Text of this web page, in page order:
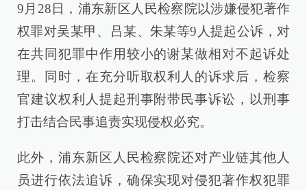
9月28日，浦东新区人民检察院以涉嫌侵犯著作
权罪对吴某甲、吕某、朱某等9人提起公诉，对
在共同犯罪中作用较小的谢某做相对不起诉处
理。同时，在充分听取权利人的诉求后，检察
官建议权利人提起刑事附带民事诉讼，以刑事
打击结合民事追责实现侵权必究。
此外，浦东新区人民检察院还对产业链其他人
员进行依法追诉，确保实现对侵犯著作权犯罪